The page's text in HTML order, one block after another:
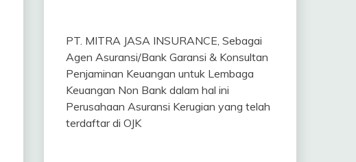
PT. MITRA JASA INSURANCE, Sebagai
Agen Asuransi/Bank Garansi & Konsultan
Penjaminan Keuangan untuk Lembaga
Keuangan Non Bank dalam hal ini
Perusahaan Asuransi Kerugian yang telah
terdaftar di OJK